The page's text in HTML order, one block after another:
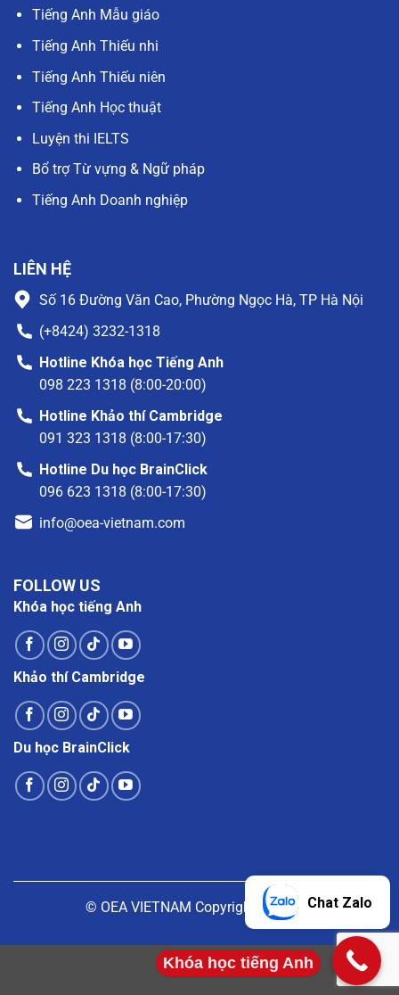
Tiếng Anh Mẫu giáo
Tiếng Anh Thiếu nhi
Tiếng Anh Thiếu niên
Tiếng Anh Học thuật
Luyện thi IELTS
Bổ trợ Từ vựng & Ngữ pháp
Tiếng Anh Doanh nghiệp
LIÊN HỆ
Số 16 Đường Văn Cao, Phường Ngọc Hà, TP Hà Nội
(+8424) 3232-1318
Hotline Khóa học Tiếng Anh
098 223 1318 (8:00-20:00)
Hotline Khảo thí Cambridge
091 323 1318 (8:00-17:30)
Hotline Du học BrainClick
096 623 1318 (8:00-17:30)
info@oea-vietnam.com
FOLLOW US
Khóa học tiếng Anh
Khảo thí Cambridge
Du học BrainClick
© OEA VIETNAM Copyright |Liên hệChat Zalo
Khóa học tiếng Anh